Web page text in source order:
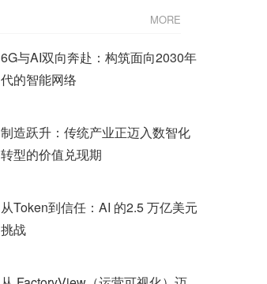
MORE
6G与AI双向奔赴：构筑面向2030年
代的智能网络
制造跃升：传统产业正迈入数智化
转型的价值兑现期
从Token到信任：AI 的2.5 万亿美元
挑战